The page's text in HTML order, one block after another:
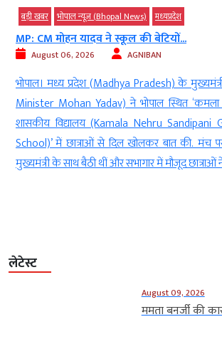
बड़ी खबर भोपाल न्यूज़ (Bhopal News) मध्‍यप्रदेश
MP: CM मोहन यादव ने स्कूल की बेटियों...
August 06, 2026 AGNIBAN
भोपाल। मध्य प्रदेश (Madhya Pradesh) के
Minister Mohan Yadav) ने भोपाल स्थित ‘कमला
शासकीय विद्यालय (Kamala Nehru Sandipani
School)’ में छात्राओं से दिल खोलकर बात की. मंच
मुख्यमंत्री के साथ बैठी थीं और सभागार में मौजूद
लेटेस्ट
August 09, 2026
ममता बनर्जी की